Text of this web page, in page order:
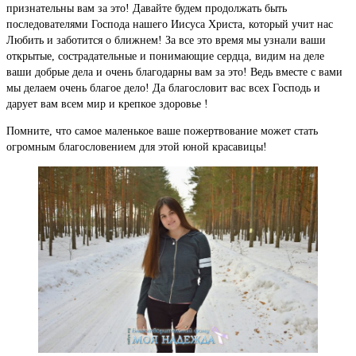
признательны вам за это! Давайте будем продолжать быть
последователями Господа нашего Иисуса Христа, который учит нас
Любить и заботится о ближнем! За все это время мы узнали ваши
открытые, сострадательные и понимающие сердца, видим на деле
ваши добрые дела и очень благодарны вам за это! Ведь вместе с вами
мы делаем очень благое дело! Да благословит вас всех Господь и
дарует вам всем мир и крепкое здоровье !
Помните, что самое маленькое ваше пожертвование может стать
огромным благословением для этой юной красавицы!